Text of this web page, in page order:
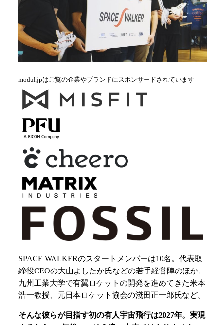
modul.jpはご覧の企業やブランドにスポンサードされています
SPACE WALKERのスタートメンバーは10名。代表取
締役CEOの大山よしたか氏などの若手経営陣のほか、
九州工業大学で有翼ロケットの開発を進めてきた米本
浩一教授、元日本ロケット協会の淺田正一郎氏など。
そんな彼らが目指す初の有人宇宙飛行は2027年。実現